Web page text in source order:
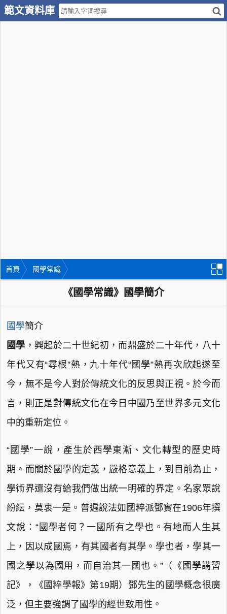
範文資料庫
首頁 國學常識
《國學常識》國學簡介
國學簡介
國學 ，興起於二十世紀初，而鼎盛於二十年代，八十
年代又有“尋根”熱，九十年代“國學”熱再次欣起遂至
今，無不是今人對於傳統文化的反思與正視。於今而
言，則正是對傳統文化在今日中國乃至世界多元文化
中的重新定位。
“國學”一說，產生於西學東漸、文化轉型的歷史時
期。而關於國學的定義，嚴格意義上，到目前為止，
學術界還沒有給我們做出統一明確的界定。名家眾說
紛紜，莫衷一是。普遍說法如國粹派鄧實在1906年撰
文說：“國學者何？一國所有之學也。有地而人生其
上，因以成國焉，有其國者有其學。學也者，學其一
國之學以為國用，而自治其一國也。”（《國學講習
記》，《國粹學報》第19期）鄧先生的國學概念很廣
泛，但主要強調了國學的經世致用性。